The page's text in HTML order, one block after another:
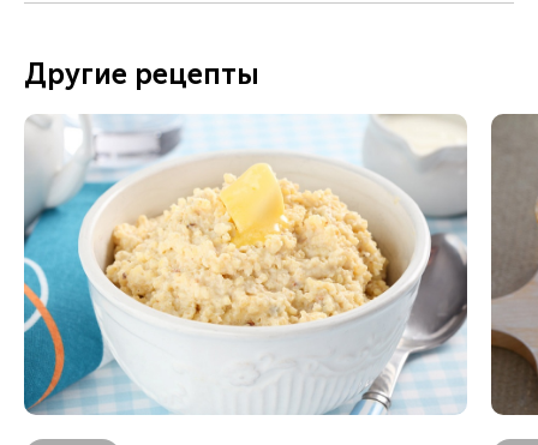
Другие рецепты